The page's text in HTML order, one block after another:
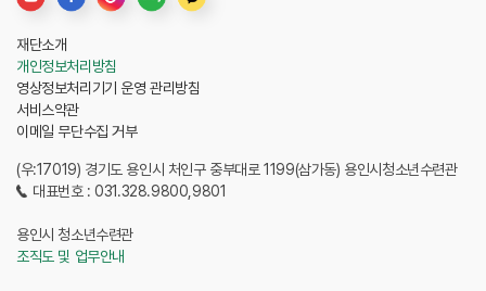
(우:17019) 경기도 용인시 처인구 중부대로 1199(삼가동) 용인시청소년수련관
대표번호 : 031.328.9800,9801
용인시 청소년수련관
조직도 및 업무안내
재단소개
개인정보처리방침
영상정보처리기기 운영 관리방침
서비스약관
이메일 무단수집 거부